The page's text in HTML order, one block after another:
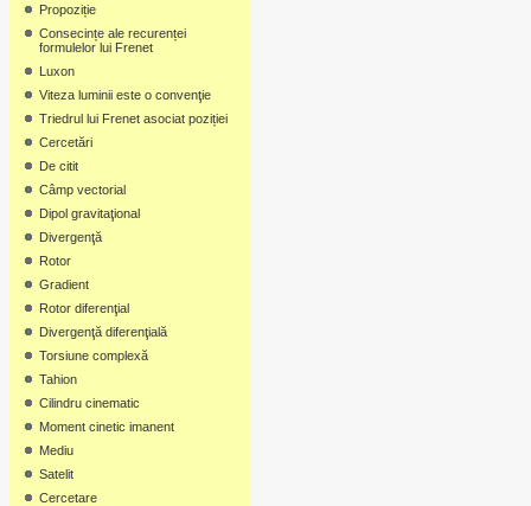
Propoziție
Consecințe ale recurenței
formulelor lui Frenet
Luxon
Viteza luminii este o convenţie
Triedrul lui Frenet asociat poziției
Cercetări
De citit
Câmp vectorial
Dipol gravitaţional
Divergenţă
Rotor
Gradient
Rotor diferenţial
Divergenţă diferenţială
Torsiune complexă
Tahion
Cilindru cinematic
Moment cinetic imanent
Mediu
Satelit
Cercetare